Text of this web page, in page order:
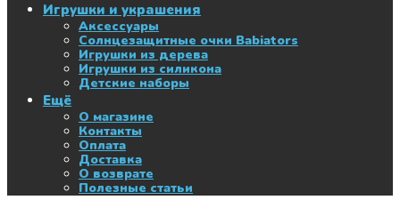
Игрушки и украшения
Аксессуары
Солнцезащитные очки Babiators
Игрушки из дерева
Игрушки из силикона
Детские наборы
Ещё
О магазине
Контакты
Оплата
Доставка
О возврате
Полезные статьи